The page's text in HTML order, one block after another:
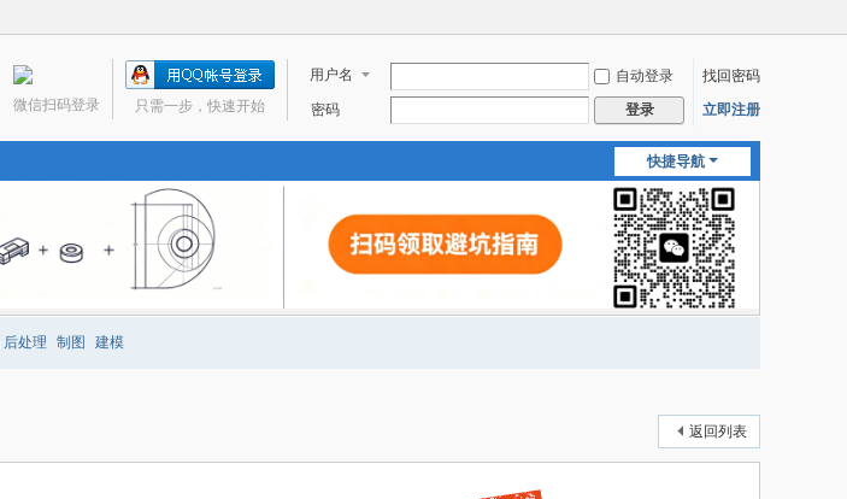
用户名 自动登录
找回密码
密码
登录 立即注册
只需一步，快速开始
微信扫码登录
快捷导航
后处理 制图 建模
返回列表